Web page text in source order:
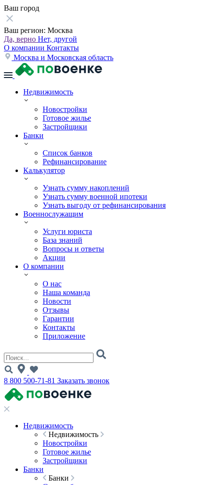
Ваш город
Ваш регион: Москва
Да, верно Нет, другой
О компании Контакты
Москва и Московская область
Недвижимость
Новостройки
Готовое жилье
Застройщики
Банки
Список банков
Рефинансирование
Калькулятор
Узнать сумму накоплений
Узнать сумму военной ипотеки
Узнать выгоду от рефинансирования
Военнослужащим
Услуги юриста
База знаний
Вопросы и ответы
Акции
О компании
О нас
Наша команда
Новости
Отзывы
Гарантии
Контакты
Приложение
8 800 500-71-81 Заказать звонок
Недвижимость
Недвижимость
Новостройки
Готовое жилье
Застройщики
Банки
Банки